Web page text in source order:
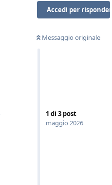
Accedi per rispondere
Messaggio originale
1 di 3 post
maggio 2026